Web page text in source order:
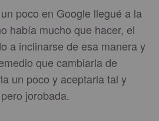
poco en Google llegué a la
había mucho que hacer, el
a inclinarse de esa manera y
que cambiarla de
un poco y aceptarla tal y
jorobada.